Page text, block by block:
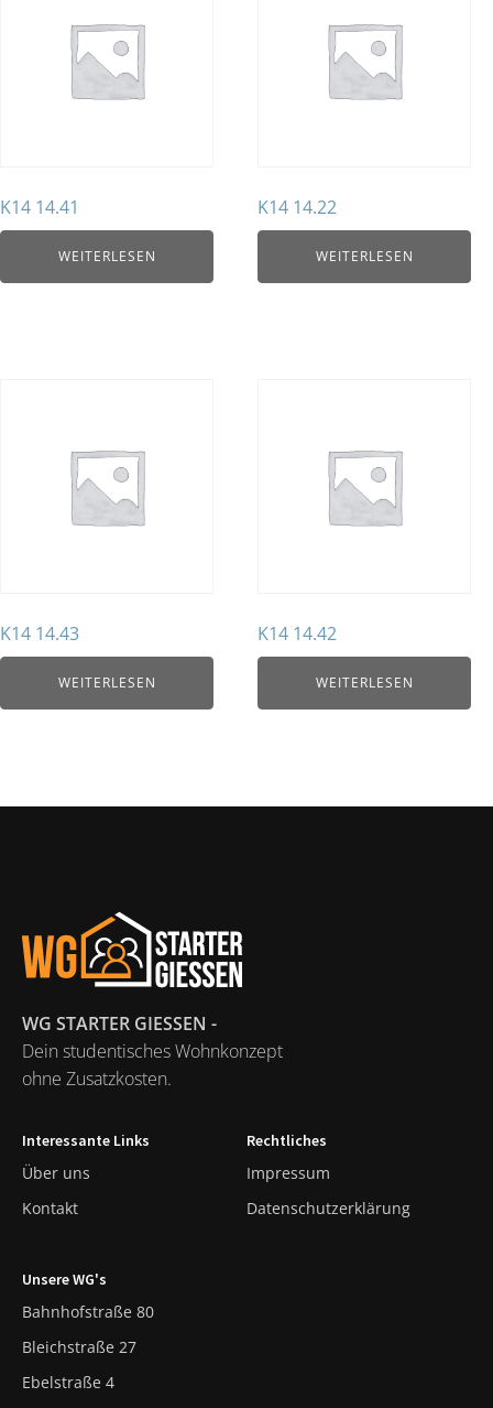
K14 14.41
WEITERLESEN
K14 14.22
WEITERLESEN
K14 14.43
WEITERLESEN
K14 14.42
WEITERLESEN
WG STARTER GIESSEN -
Dein studentisches Wohnkonzept
ohne Zusatzkosten.
Interessante Links
Über uns
Kontakt
Rechtliches
Impressum
Datenschutzerklärung
Unsere WG's
Bahnhofstraße 80
Bleichstraße 27
Ebelstraße 4